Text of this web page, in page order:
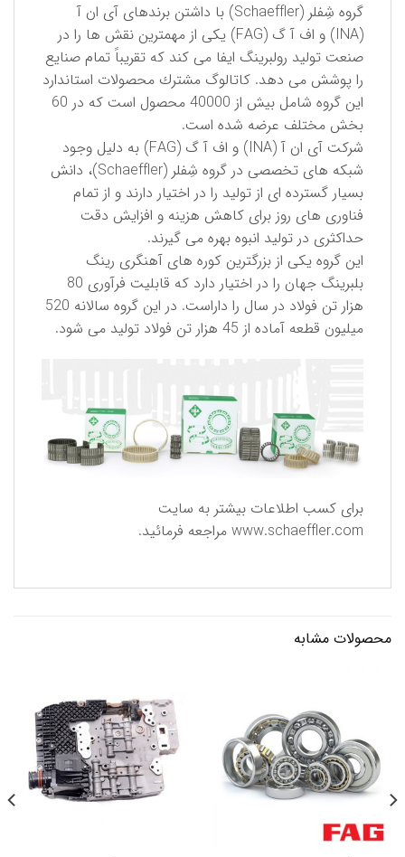
گروه شِفلر (Schaeffler) با داشتن برندهای آی ان آ
(INA) و اف آ گ (FAG) یكی از مهمترین نقش ها را در
صنعت تولید رولبرینگ ایفا می کند كه تقریباً تمام صنایع
را پوشش می دهد. كاتالوگ مشترك محصولات استاندارد
این گروه شامل بیش از 40000 محصول است كه در 60
بخش مختلف عرضه شده است.
شركت آی ان آ (INA) و اف آ گ (FAG) به دلیل وجود
شبكه های تخصصی در گروه شِفلر (Schaeffler)، دانش
بسیار گسترده ای از تولید را در اختیار دارند و از تمام
فناوری های روز برای كاهش هزینه و افزایش دقت
حداكثری در تولید انبوه بهره می گیرند.
این گروه یكی از بزرگترین كوره های آهنگری رینگ
بلبرینگ جهان را در اختیار دارد كه قابلیت فرآوری 80
هزار تن فولاد در سال را داراست. در این گروه سالانه 520
میلیون قطعه آماده از 45 هزار تن فولاد تولید می شود.
برای كسب اطلاعات بیشتر به سایت
www.schaeffler.com مراجعه فرمائید.
محصولات مشابه